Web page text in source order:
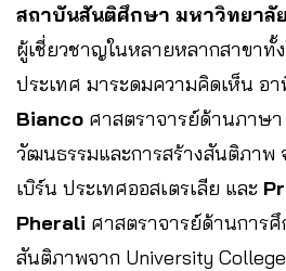
สถาบันสันติศึกษา มหาวิทยาลั
ผู้เชี่ยวชาญในหลายหลากสาขาทั้
ประเทศ มาระดมความคิดเห็น อา
Bianco ศาสตราจารย์ด้านภาษา
วัฒนธรรมและการสร้างสันติภาพ
เบิร์น ประเทศออสเตรเลีย และ
Pherali ศาสตราจารย์ด้านการ
สันติภาพจาก University